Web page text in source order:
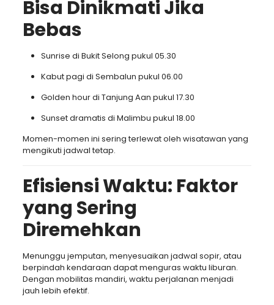
Bisa Dinikmati Jika
Bebas
Sunrise di Bukit Selong pukul 05.30
Kabut pagi di Sembalun pukul 06.00
Golden hour di Tanjung Aan pukul 17.30
Sunset dramatis di Malimbu pukul 18.00
Momen-momen ini sering terlewat oleh wisatawan yang
mengikuti jadwal tetap.
Efisiensi Waktu: Faktor
yang Sering
Diremehkan
Menunggu jemputan, menyesuaikan jadwal sopir, atau
berpindah kendaraan dapat menguras waktu liburan.
Dengan mobilitas mandiri, waktu perjalanan menjadi
jauh lebih efektif.